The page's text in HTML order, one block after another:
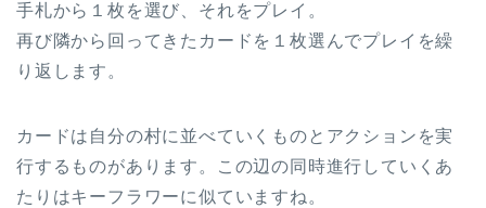
手札から１枚を選び、それをプレイ。
再び隣から回ってきたカードを１枚選んでプレイを繰
り返します。
カードは自分の村に並べていくものとアクションを実
行するものがあります。この辺の同時進行していくあ
たりはキーフラワーに似ていますね。